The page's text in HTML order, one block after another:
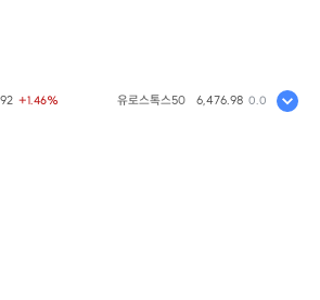
유로스톡스50 6,476.98 0.00%